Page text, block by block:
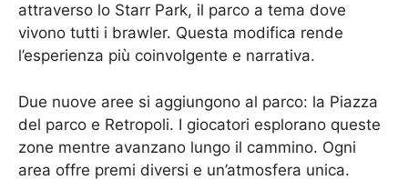
attraverso lo Starr Park, il parco a tema dove
vivono tutti i brawler. Questa modifica rende
l’esperienza più coinvolgente e narrativa.
Due nuove aree si aggiungono al parco: la Piazza
del parco e Retropoli. I giocatori esplorano queste
zone mentre avanzano lungo il cammino. Ogni
area offre premi diversi e un’atmosfera unica.